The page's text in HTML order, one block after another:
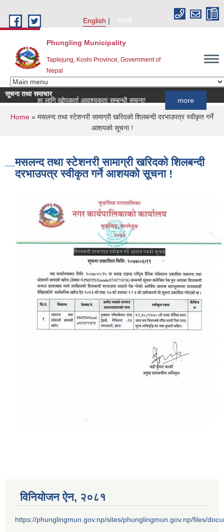
English
नेपाली
Phungling Municipality
Taplejung, Koshi Province, Government of
Nepal
सूचना तथा समाचार
लागि खोपकर्ता आवश्यकता सम्बन्धी सूचना!
You are here
Home » मसलन्द तथा स्टेशनरी सामाग्री खरिदको शिलबन्दी दरभाउपत्र स्वीकृत गर्ने
आशयको सूचना !
मसलन्द तथा स्टेशनरी सामाग्री खरिदको शिलबन्दी
दरभाउपत्र स्वीकृत गर्ने आशयको सूचना !
विनियोजन ऐन‚ २०८१
https://phunglingmun.gov.np/sites/phunglingmun.gov.np/files/